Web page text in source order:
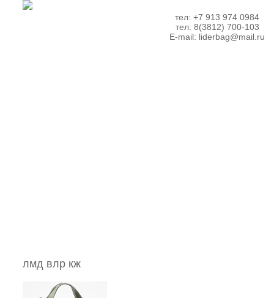
тел: +7 913 974 0984
тел: 8(3812) 700-103
E-mail: liderbag@mail.ru
лмд влр кж